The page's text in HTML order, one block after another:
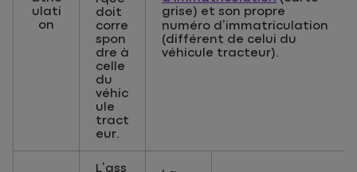
ulati
on
doit
corre
spon
dre à
celle
du
véhic
ule
tract
eur.
grise) et son propre
numéro d’immatriculation
(différent de celui du
véhicule tracteur).
L’ass